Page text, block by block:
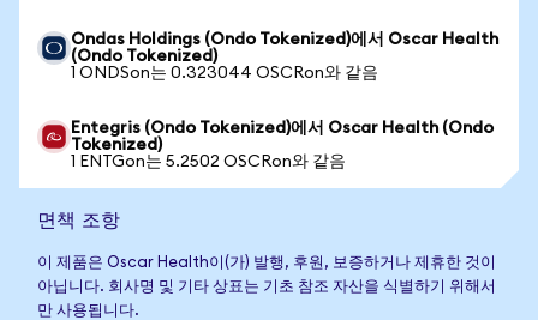
Ondas Holdings (Ondo Tokenized)에서 Oscar Health
(Ondo Tokenized)
1 ONDSon는 0.323044 OSCRon와 같음
Entegris (Ondo Tokenized)에서 Oscar Health (Ondo
Tokenized)
1 ENTGon는 5.2502 OSCRon와 같음
면책 조항
이 제품은 Oscar Health이(가) 발행, 후원, 보증하거나 제휴한 것이
아닙니다. 회사명 및 기타 상표는 기초 참조 자산을 식별하기 위해서
만 사용됩니다.